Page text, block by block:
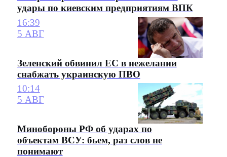
удары по киевским предприятиям ВПК
16:39
5 АВГ
Зеленский обвинил ЕС в нежелании
снабжать украинскую ПВО
10:14
5 АВГ
Минобороны РФ об ударах по
объектам ВСУ: бьем, раз слов не
понимают